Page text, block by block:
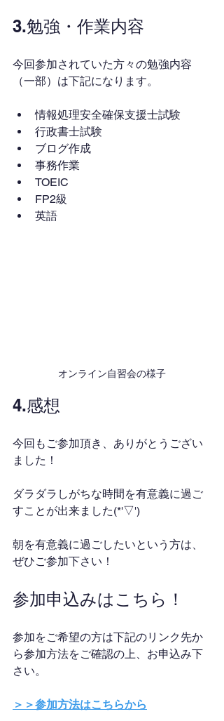
3.勉強・作業内容
今回参加されていた方々の勉強内容
（一部）は下記になります。
情報処理安全確保支援士試験
行政書士試験
ブログ作成
事務作業
TOEIC
FP2級
英語
オンライン自習会の様子
4.感想
今回もご参加頂き、ありがとうござい
ました！
ダラダラしがちな時間を有意義に過ご
すことが出来ました(*'▽')
朝を有意義に過ごしたいという方は、
ぜひご参加下さい！
参加申込みはこちら！
参加をご希望の方は下記のリンク先か
ら参加方法をご確認の上、お申込み下
さい。
＞＞参加方法はこちらから